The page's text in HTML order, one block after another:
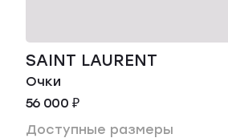
SAINT LAURENT
Очки
56 000 ₽
Доступные размеры